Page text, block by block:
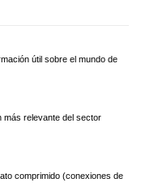
útil sobre el mundo de
más relevante del sector
comprimido (conexiones de